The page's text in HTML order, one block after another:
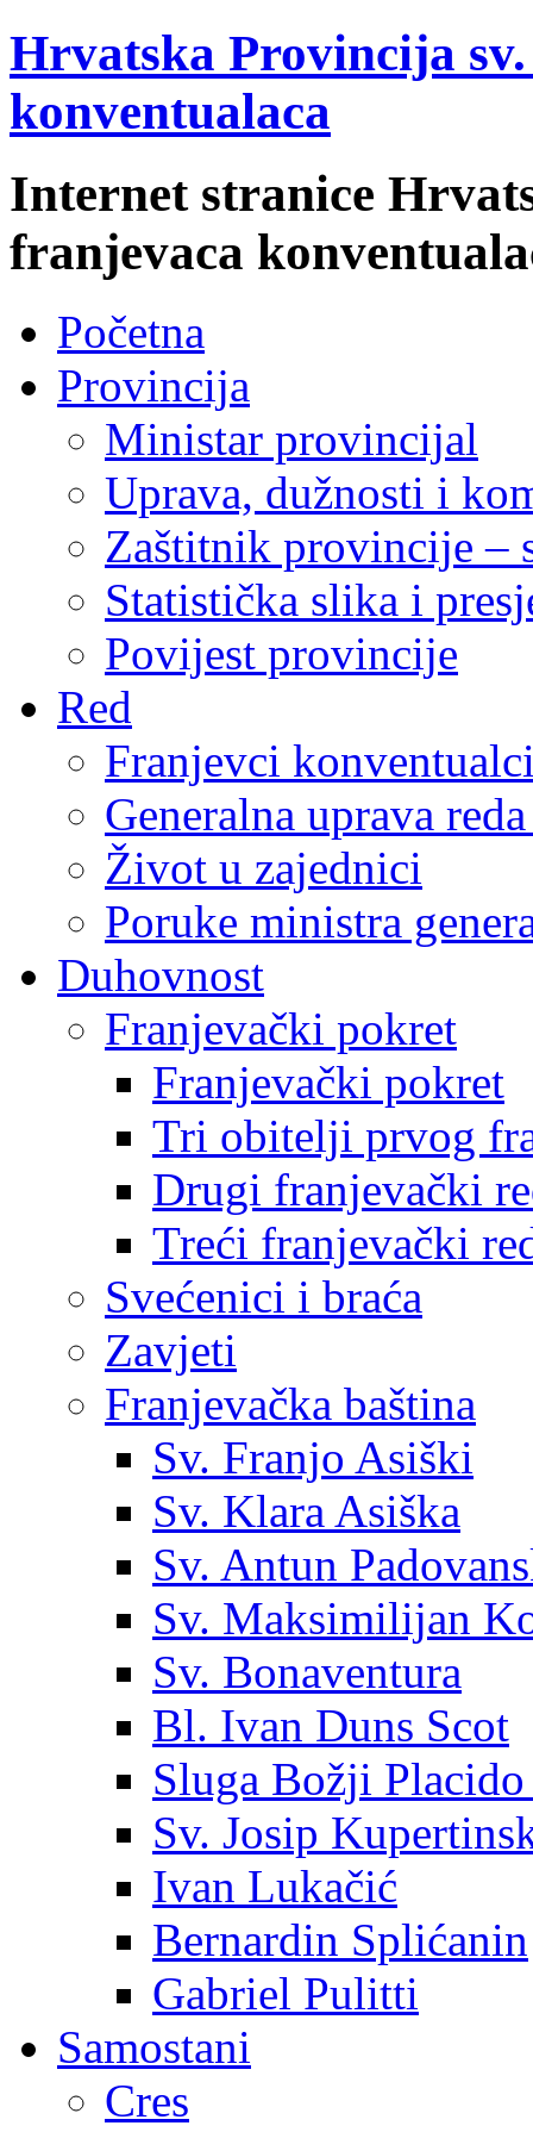
Hrvatska Provincija
konventualaca
Internet stranice
franjevaca
Početna
Provincija
Ministar provincijal
Uprava, dužnosti i
Zaštitnik provincije –
Statistička slika i
Povijest provincije
Red
Franjevci
Generalna uprava
Život u zajednici
Poruke ministra
Duhovnost
Franjevački pokret
Franjevački pokret
Tri obitelji prvog
Drugi franjevački
Treći franjevački
Svećenici i braća
Zavjeti
Franjevačka baština
Sv. Franjo Asiški
Sv. Klara Asiška
Sv. Antun
Sv. Maksimilijan
Sv. Bonaventura
Bl. Ivan Duns Scot
Sluga Božji Placido
Sv. Josip
Ivan Lukačić
Bernardin Splićanin
Gabriel Pulitti
Samostani
Cres